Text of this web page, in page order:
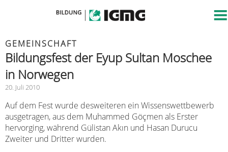
GEMEINSCHAFT
Bildungsfest der Eyup Sultan Moschee
in Norwegen
20. Juli 2010
Auf dem Fest wurde desweiteren ein Wissenswettbewerb
ausgetragen, aus dem Muhammed Göçmen als Erster
hervorging, während Gülistan Akın und Hasan Durucu
Zweiter und Dritter wurden.